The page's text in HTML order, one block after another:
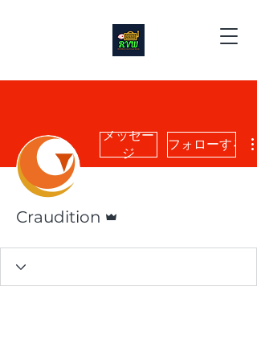
メッセー
ジ
フォローする
Craudition